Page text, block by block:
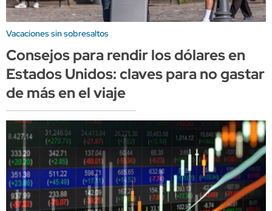
Vacaciones sin sobresaltos
Consejos para rendir los dólares en
Estados Unidos: claves para no gastar
de más en el viaje